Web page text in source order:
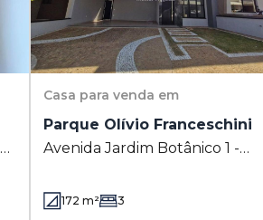
Casa para venda em
Parque Olívio Franceschini
Avenida Jardim Botânico 1 -
Hortolândia - SP
172 m² 3